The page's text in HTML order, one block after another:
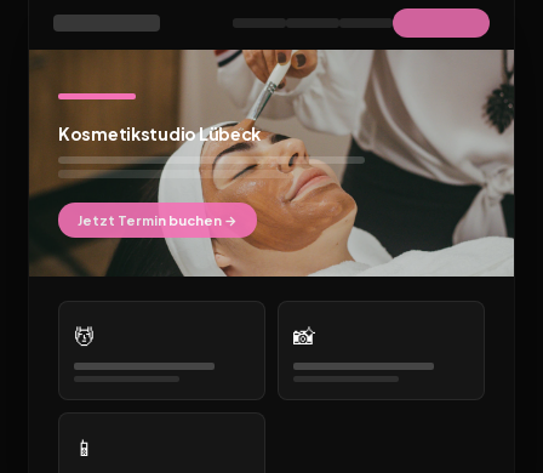
Kosmetikstudio Lübeck
Jetzt Termin buchen →
💆 📸
📱